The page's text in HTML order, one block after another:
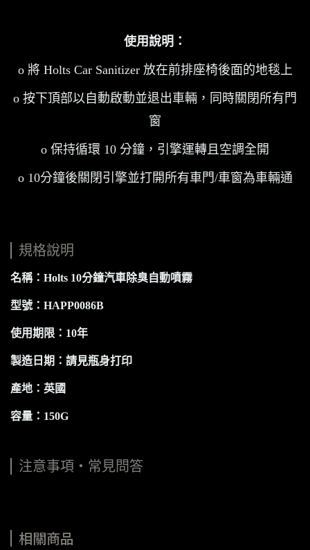
使用說明：
o 將 Holts Car Sanitizer 放在前排座椅後面的地毯上
o 按下頂部以自動啟動並退出車輛，同時關閉所有門
窗
o 保持循環 10 分鐘，引擎運轉且空調全開
o 10分鐘後關閉引擎並打開所有車門/車窗為車輛通
規格說明
名稱：Holts 10分鐘汽車除臭自動噴霧
型號：HAPP0086B
使用期限：10年
製造日期：請見瓶身打印
產地：英國
容量：150G
注意事項・常見問答
相關商品